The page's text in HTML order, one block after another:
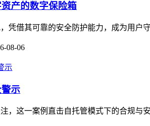
产的数字保险箱
凭借其可靠的安全防护能力，成为用
08-06
示
，这一案例直击自托管模式下的合规